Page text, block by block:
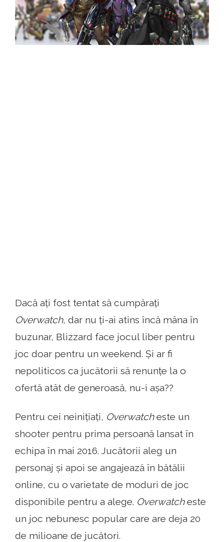
Dacă ați fost tentat să cumpărați
Overwatch, dar nu ți-ai atins încă mâna în
buzunar, Blizzard face jocul liber pentru
joc doar pentru un weekend. Și ar fi
nepoliticos ca jucătorii să renunțe la o
ofertă atât de generoasă, nu-i așa??
Pentru cei neinițiați, Overwatcheste un
shooter pentru prima persoană lansat în
echipa în mai 2016. Jucătorii aleg un
personaj și apoi se angajează în bătălii
online, cu o varietate de moduri de joc
disponibile pentru a alege. Overwatcheste
un joc nebunesc popular care are deja 20
de milioane de jucători.